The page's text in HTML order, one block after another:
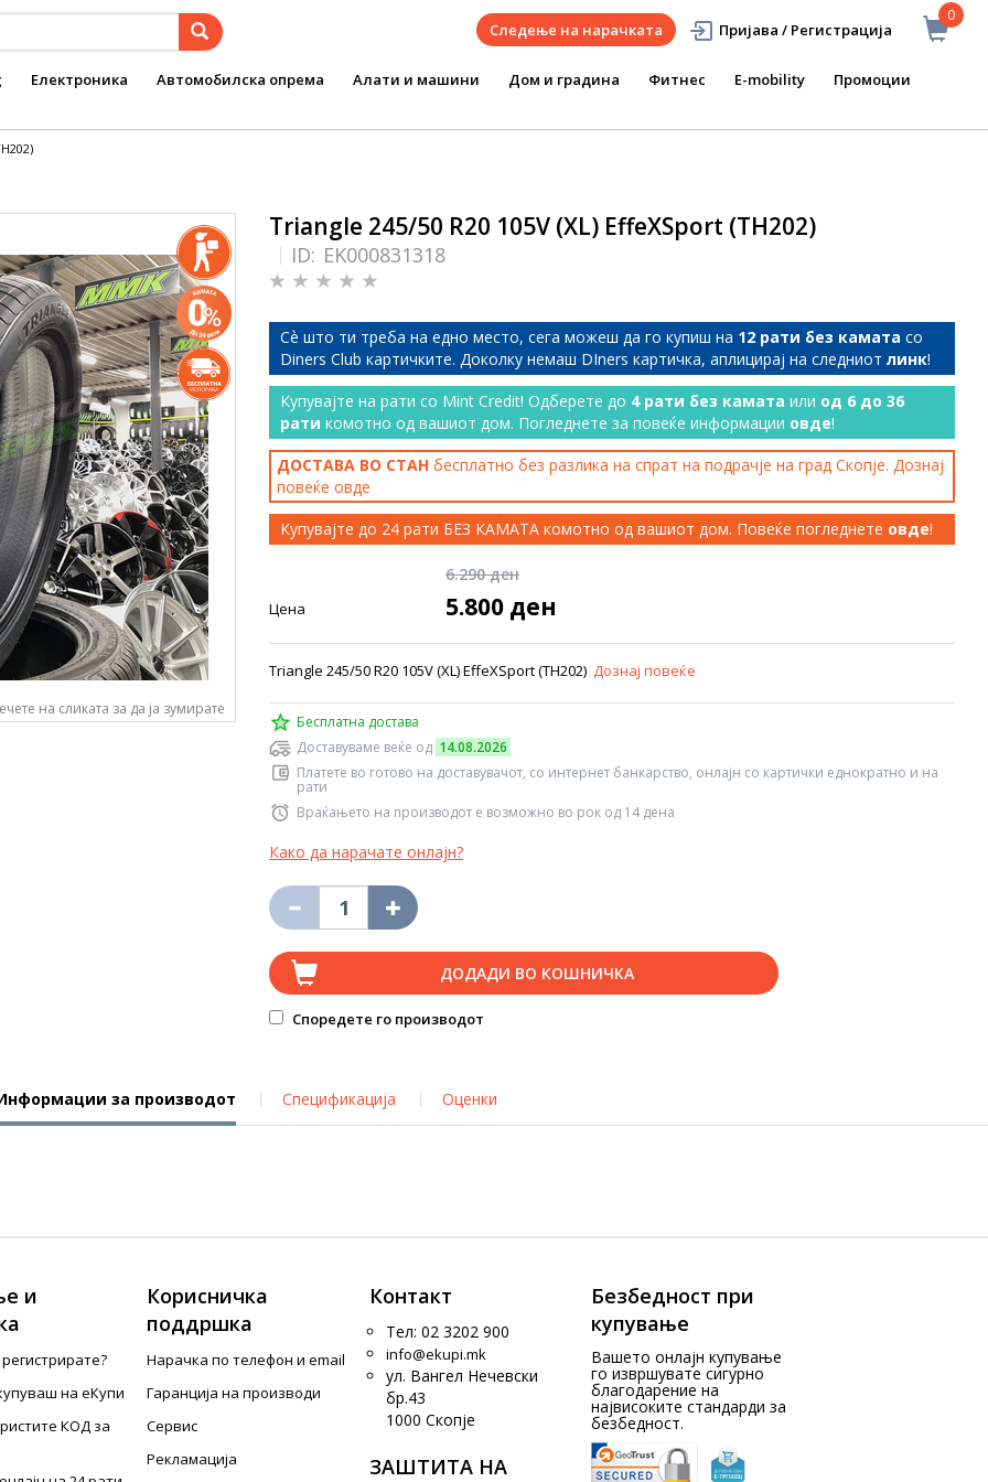
0
Следење на нарачката Пријава / Регистрација
Електроника Автомобилска опрема Алати и машини Дом и градина Фитнес E-mobility Промоции
на сликата за да ја зумирате
Triangle 245/50 R20 105V (XL) EffeXSport (TH202)
ID: EK000831318
Сѐ што ти треба на едно место, сега можеш да го купиш на 12 рати без камата со
Diners Club картичките. Доколку немаш DIners картичка, аплицирај на следниот линк!
Купувајте на рати со Mint Credit! Одберете до 4 рати без камата или од 6 до 36
рати комотно од вашиот дом. Погледнете за повеќе информации овде!
ДОСТАВА ВО СТАН бесплатно без разлика на спрат на подрачје на град Скопје. Дознај
повеќе овде
Купувајте до 24 рати БЕЗ КАМАТА комотно од вашиот дом. Повеќе погледнете овде!
6.290 ден
Цена 5.800 ден
Triangle 245/50 R20 105V (XL) EffeXSport (TH202) Дознај повеќе
Бесплатна достава
Доставуваме веќе од 14.08.2026
Платете во готово на доставувачот, со интернет банкарство, онлајн со картички еднократно и на
рати
Враќањето на производот е возможно во рок од 14 дена
Како да нарачате онлајн?
ДОДАДИ ВО КОШНИЧКА
Споредете го производот
за производот Спецификација Оценки
и
на еКупи
КОД за
Корисничка
поддршка
Нарачка по телефон и еmail
Гаранција на производи
Сервис
Рекламација
Контакт
Тел: 02 3202 900
info@ekupi.mk
ул. Вангел Нечевски
бр.43
1000 Скопје
ЗАШТИТА НА
Безбедност при
купување
Вашето онлајн купување
го извршувате сигурно
благодарение на
највисоките стандарди за
безбедност.